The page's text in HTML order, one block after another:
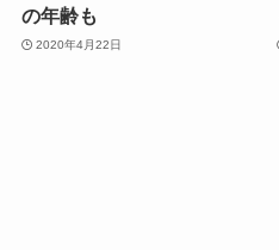
の年齢も
2020年4月22日